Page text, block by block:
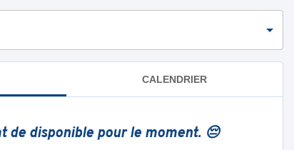
CALENDRIER
de disponible pour le moment. 😔